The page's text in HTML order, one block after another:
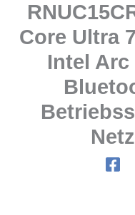
Core Ultra
Intel Arc